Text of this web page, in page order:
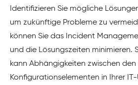
Identifizieren Sie mögliche
um zukünftige Probleme zu
können Sie das Incident
und die Lösungszeiten minimieren.
kann Abhängigkeiten zwischen den
Konfigurationselementen in Ihrer